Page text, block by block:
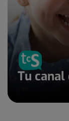
Tu canal